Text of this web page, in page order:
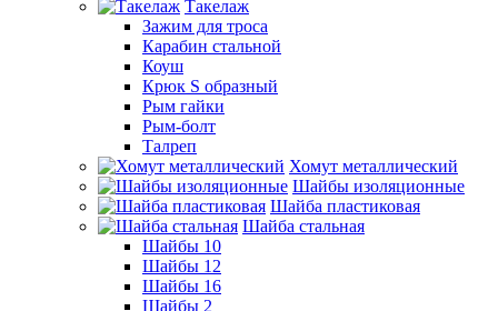
Такелаж
Зажим для троса
Карабин стальной
Коуш
Крюк S образный
Рым гайки
Рым-болт
Талреп
Хомут металлический
Шайбы изоляционные
Шайба пластиковая
Шайба стальная
Шайбы 10
Шайбы 12
Шайбы 16
Шайбы 2